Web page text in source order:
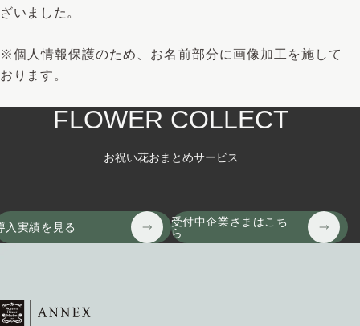
ざいました。
※個人情報保護のため、お名前部分に画像加工を施して
おります。
FLOWER COLLECT
お祝い花おまとめサービス
入実績を見る
受付中企業さまはこち
ら